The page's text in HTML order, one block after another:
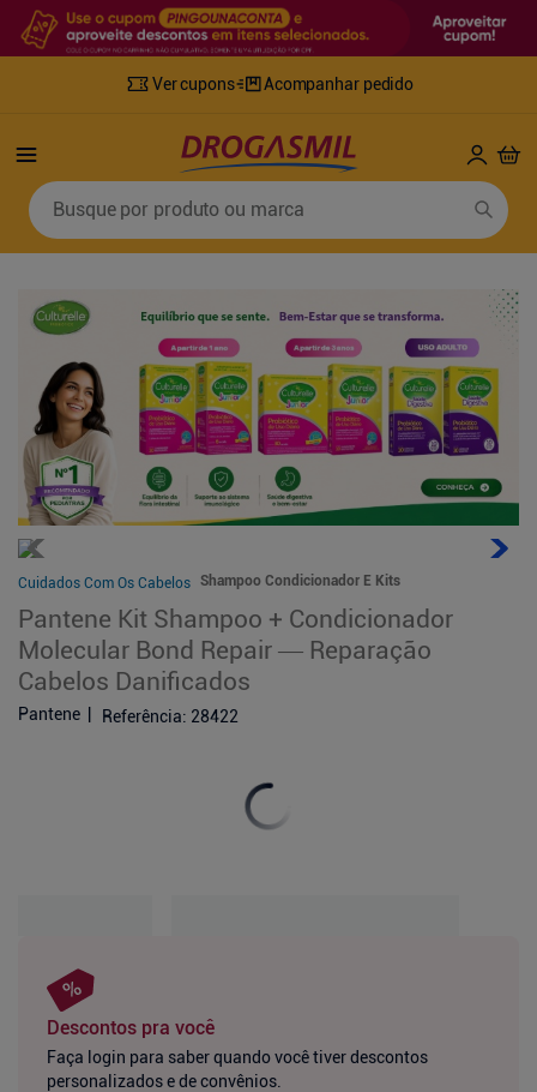
Ver cupons Acompanhar pedido
Busque por produto ou marca
Cuidados Com Os Cabelos Shampoo Condicionador E Kits
Pantene Kit Shampoo + Condicionador
Molecular Bond Repair — Reparação
Cabelos Danificados
Pantene Referência: 28422
Descontos pra você
Faça login para saber quando você tiver descontos
personalizados e de convênios.
Termos mais buscados
3º
retinol
mounjaro
5º fralda geriatrica
8
º
tylenol
fralda xg
10º shampoo